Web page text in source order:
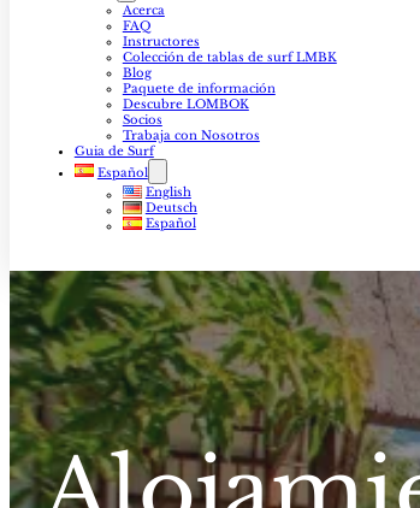
Acerca
FAQ
Instructores
Colección de tablas de surf LMBK
Blog
Paquete de información
Descubre LOMBOK
Socios
Trabaja con Nosotros
Guia de Surf
Español
English
Deutsch
Español